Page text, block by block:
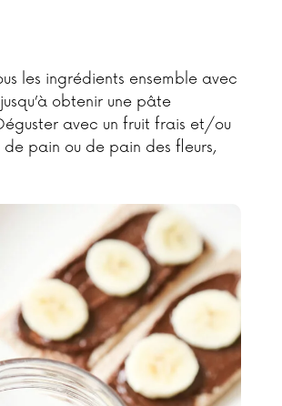
les ingrédients ensemble avec
obtenir une pâte
avec un fruit frais et/ou
de pain ou de pain des fleurs,